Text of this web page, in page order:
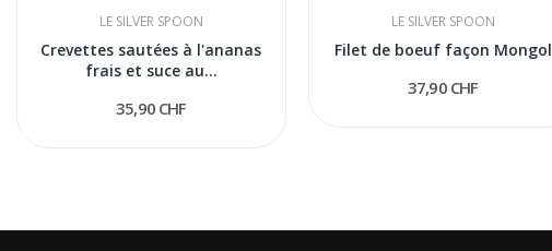
LE SILVER SPOON
Crevettes sautées à l'ananas
frais et suce au...
35,90 CHF
LE SILVER SPOON
Filet de boeuf façon Mongol
37,90 CHF